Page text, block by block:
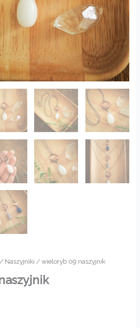
/ Naszyjniki / wieloryb 09 naszyjnik